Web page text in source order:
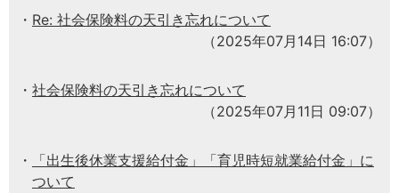
Re: 社会保険料の天引き忘れについて
（2025年07月14日 16:07）
社会保険料の天引き忘れについて
（2025年07月11日 09:07）
「出生後休業支援給付金」「育児時短就業給付金」に
ついて